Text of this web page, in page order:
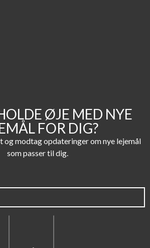
ØJE MED NYE
FOR DIG?
og modtag opdateringer om nye lejemål
som passer til dig.